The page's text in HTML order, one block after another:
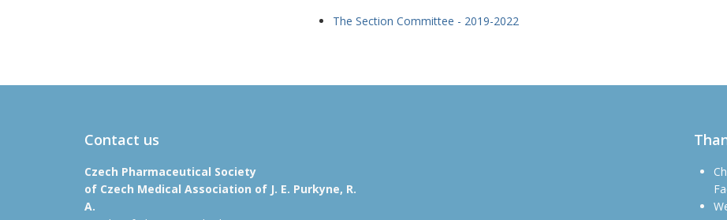
The Section Committee - 2019-2022
Contact us
Czech Pharmaceutical Society
of Czech Medical Association of J. E. Purkyne, R.
A.